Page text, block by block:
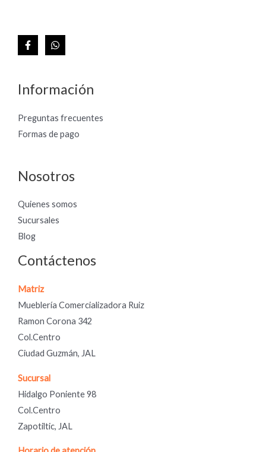
Información
Preguntas frecuentes
Formas de pago
Nosotros
Quienes somos
Sucursales
Blog
Contáctenos
Matriz
Mueblería Comercializadora Ruiz
Ramon Corona 342
Col.Centro
Ciudad Guzmán, JAL
Sucursal
Hidalgo Poniente 98
Col.Centro
Zapotiltic, JAL